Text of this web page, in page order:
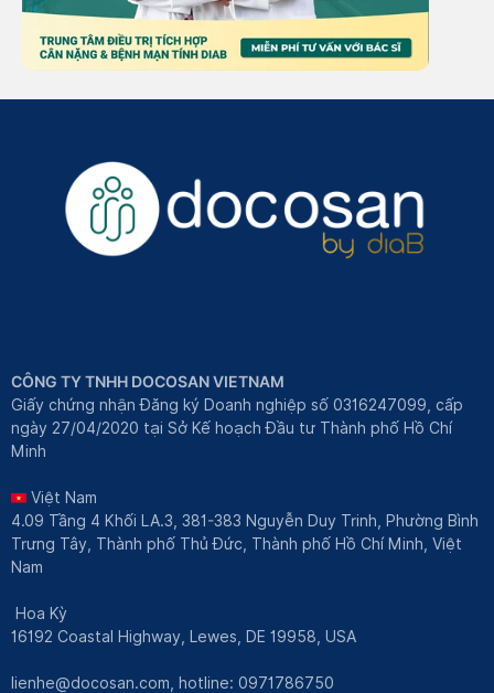
CÔNG TY TNHH DOCOSAN VIETNAM
Giấy chứng nhận Đăng ký Doanh nghiệp số 0316247099, cấp
ngày 27/04/2020 tại Sở Kế hoạch Đầu tư Thành phố Hồ Chí
Minh
Việt Nam
4.09 Tầng 4 Khối LA.3, 381-383 Nguyễn Duy Trinh, Phường Bình
Trưng Tây, Thành phố Thủ Đức, Thành phố Hồ Chí Minh, Việt
Nam
Hoa Kỳ
16192 Coastal Highway, Lewes, DE 19958, USA
lienhe@docosan.com , hotline: 0971786750